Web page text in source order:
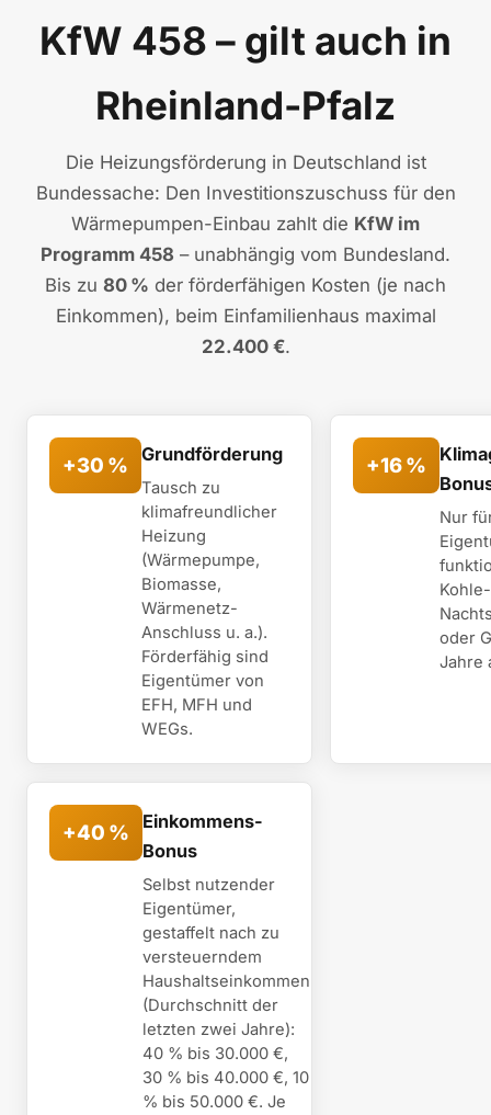
KfW 458 – gilt auch in
Rheinland-Pfalz
Die Heizungsförderung in Deutschland ist
Bundessache: Den Investitionszuschuss für den
Wärmepumpen-Einbau zahlt die KfW im
Programm 458 – unabhängig vom Bundesland.
Bis zu 80 % der förderfähigen Kosten (je nach
Einkommen), beim Einfamilienhaus maximal
22.400 €.
+30 % Grundförderung
Tausch zu
klimafreundlicher
Heizung
(Wärmepumpe,
Biomasse,
Wärmenetz-
Anschluss u. a.).
Förderfähig sind
Eigentümer von
EFH, MFH und
WEGs.
+16 %
Nur
oder
Jahre
+40 %
Einkommens-
Bonus
Selbst nutzender
Eigentümer,
gestaffelt nach zu
versteuerndem
Haushaltseinkommen
(Durchschnitt der
letzten zwei Jahre):
40 % bis 30.000 €,
30 % bis 40.000 €, 10
% bis 50.000 €. Je